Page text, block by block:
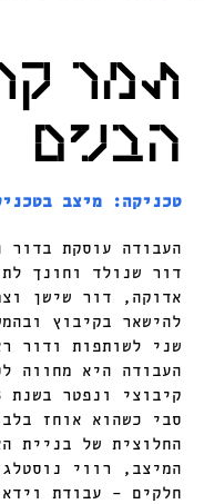
תמר
הבנים
טכניקה: מיצב
העבודה עוסקת
דור שנולד וחונך
אדוקה, דור שישן
להישאר בקיבוץ
שני לשותפות ודור
העבודה היא מחווה
סבי כשהוא אוחז
החלוצית של בניית
המיצב, רווי
חלקים – עבודת